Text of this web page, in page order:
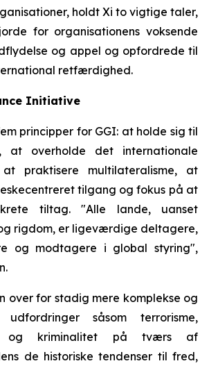
holdt Xi to vigtige taler,
for organisationens voksende
og appel og opfordrede til
retfærdighed.
Initiative
principper for GGI: at holde sig til
at overholde det internationale
at praktisere multilateralisme, at
tilgang og fokus på at
tiltag. "Alle lande, uanset
rigdom, er ligeværdige deltagere,
og modtagere i global styring",
over for stadig mere komplekse og
udfordringer såsom terrorisme,
og kriminalitet på tværs af
de historiske tendenser til fred,